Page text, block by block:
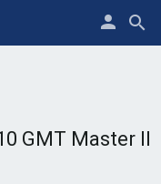
GMT Master II